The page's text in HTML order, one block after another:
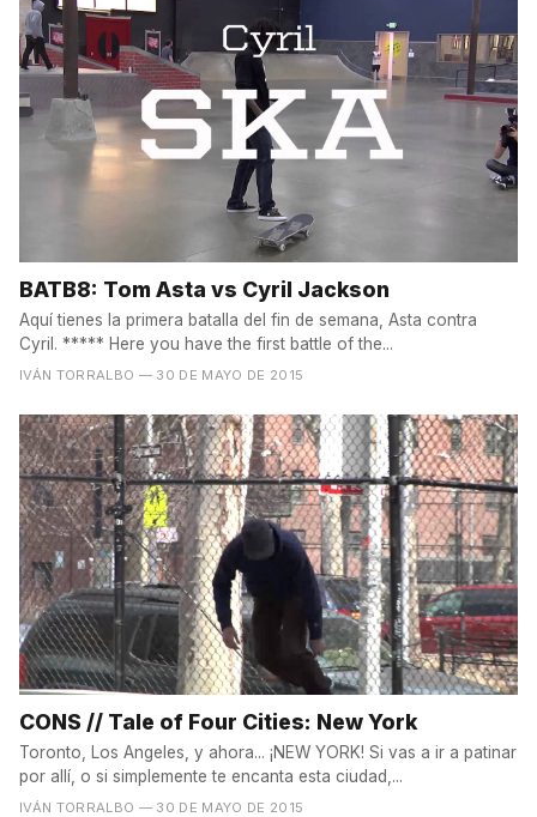
BATB8: Tom Asta vs Cyril Jackson
Aquí tienes la primera batalla del fin de semana, Asta contra
Cyril. ***** Here you have the first battle of the...
IVÁN TORRALBO — 30 DE MAYO DE 2015
CONS // Tale of Four Cities: New York
Toronto, Los Angeles, y ahora... ¡NEW YORK! Si vas a ir a patinar
por allí, o si simplemente te encanta esta ciudad,...
IVÁN TORRALBO — 30 DE MAYO DE 2015